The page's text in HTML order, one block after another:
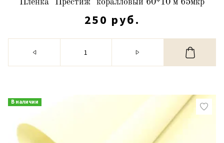
Пленка "Престиж" коралловый 60*10 м 65мкр
250 руб.
В наличии